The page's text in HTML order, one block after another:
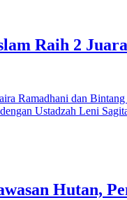
Raih 2
Hutan,